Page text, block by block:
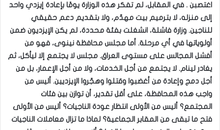
اغتصبن . في المقابل، لم تفكر هذه الوزارة يومًا بإعادة إيزدي واحد
إلى منزله، لا بترميم بيت مهدّم، ولا بتقديم دعم حقيقي
للناجين. وزارة فاشلة، انشغلت بفئة محددة، لم يكن الإيزديون ضمن
أولوياتها في أي مرحلة. أما مجلس محافظة نينوى، فهو من
أفشل المجالس على مستوى العراق. مجلس لا يجتمع إلا ليأكل، ثم
يغادر لينام. لا يجتمع من أجل الخدمات، ولا من أجل الإعمار، بل من
أجل دمج وإعادة من أغضبوا وقتلوا وهجّروا الإيزديين. أليس من
واجب هذه المحافظة، على أقل تقدير، أن توازن بين فئات
المجتمع؟ أليس من الأولى انتظار عودة الناجيات؟ أليس من الأولى
فتح ما تبقى من المقابر الجماعية؟ لماذا ما تزال معاملات الناجيات